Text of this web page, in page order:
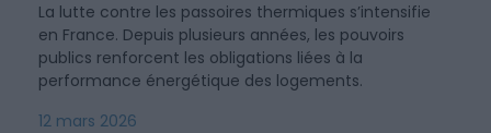
La lutte contre les passoires thermiques s’intensifie
en France. Depuis plusieurs années, les pouvoirs
publics renforcent les obligations liées à la
performance énergétique des logements.
12 mars 2026